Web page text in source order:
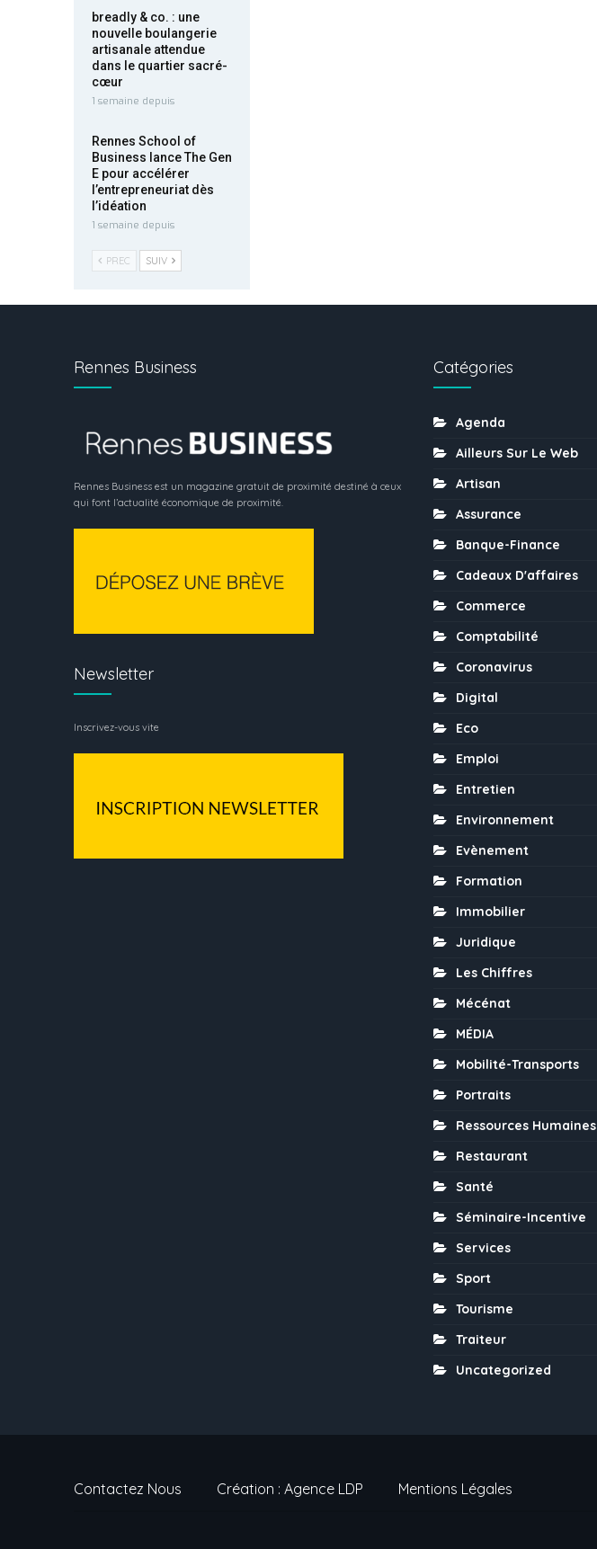
breadly & co. : une
nouvelle boulangerie
artisanale attendue
dans le quartier sacré-
cœur
1 semaine depuis
Rennes School of
Business lance The Gen
E pour accélérer
l’entrepreneuriat dès
l’idéation
1 semaine depuis
PREC SUIV
Rennes Business
Rennes Business est un magazine gratuit de proximité destiné à ceux
qui font l’actualité économique de proximité.
Newsletter
Inscrivez-vous vite
Catégories
Agenda
Ailleurs Sur Le Web
Artisan
Assurance
Banque-Finance
Cadeaux D'affaires
Commerce
Comptabilité
Coronavirus
Digital
Eco
Emploi
Entretien
Environnement
Evènement
Formation
Immobilier
Juridique
Les Chiffres
Mécénat
MÉDIA
Mobilité-Transports
Portraits
Ressources Humaines
Restaurant
Santé
Séminaire-Incentive
Services
Sport
Tourisme
Traiteur
Uncategorized
Contactez Nous Création : Agence LDP Mentions Légales